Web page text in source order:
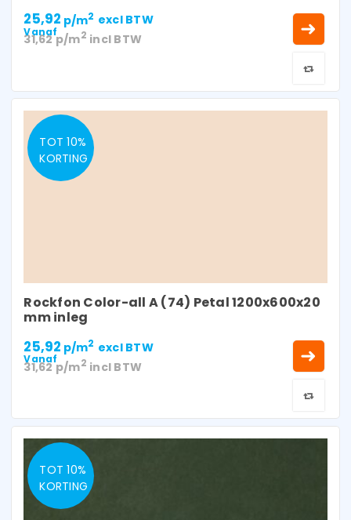
Vanaf
25,92 p/m2 excl BTW
31,62p/m2 incl BTW
TOT 10%
KORTING
Rockfon Color-all A (74) Petal 1200x600x20
mm inleg
Vanaf
25,92 p/m2 excl BTW
31,62p/m2 incl BTW
TOT 10%
KORTING